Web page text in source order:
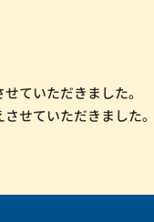
ていただきました。
せていただきました